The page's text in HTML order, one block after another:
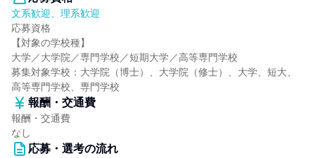
文系歓迎、理系歓迎
応募資格
【対象の学校種】
大学／大学院／専門学校／短期大学／高等専門学校
募集対象学校：大学院（博士）、大学院（修士）、大学、短大、
高等専門学校、専門学校
報酬・交通費
報酬・交通費
なし
応募・選考の流れ